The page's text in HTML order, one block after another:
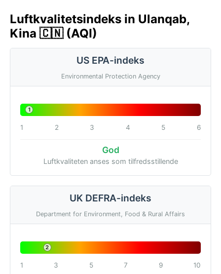
Luftkvalitetsindeks in Ulanqab,
Kina 🇨🇳 (AQI)
US EPA-indeks
Environmental Protection Agency
1
1 2 3 4 5 6
God
Luftkvaliteten anses som tilfredsstillende
UK DEFRA-indeks
Department for Environment, Food & Rural Affairs
2
1 3 5 7 9 10